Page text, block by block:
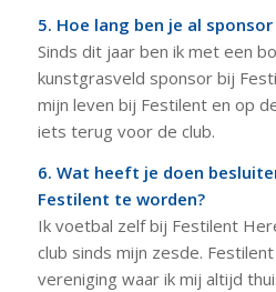
5. Hoe lang ben je al
Sinds dit jaar ben ik met een
kunstgrasveld sponsor bij
mijn leven bij Festilent en op
iets terug voor de club.
6. Wat heeft je doen
Festilent te worden?
Ik voetbal zelf bij Festilent
club sinds mijn zesde.
vereniging waar ik mij altijd